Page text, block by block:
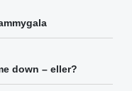
down – eller?